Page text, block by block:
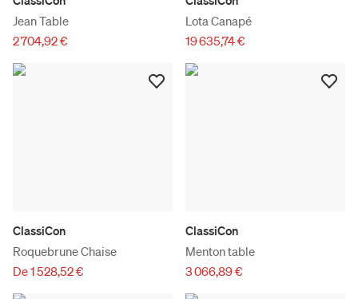
Jean Table
2 704,92 €
Lota Canapé
19 635,74 €
ClassiCon
Roquebrune Chaise
De 1 528,52 €
ClassiCon
Menton table
3 066,89 €